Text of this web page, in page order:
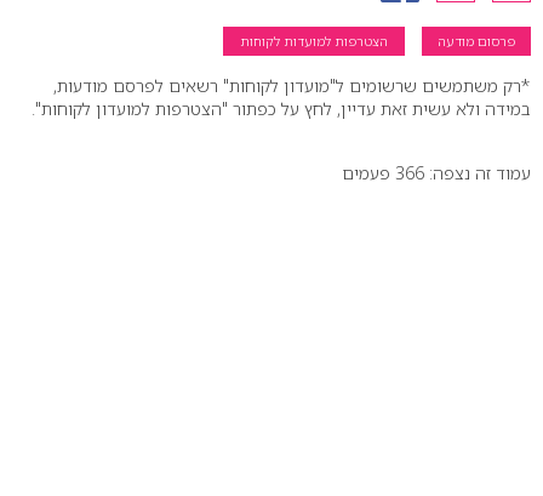
פרסום מודעה הצטרפות למועדות לקוחות
*רק משתמשים שרשומים ל"מועדון לקוחות" רשאים לפרסם מודעות,
במידה ולא עשית זאת עדיין, לחץ על כפתור "הצטרפות למועדון לקוחות".
עמוד זה נצפה: 366 פעמים